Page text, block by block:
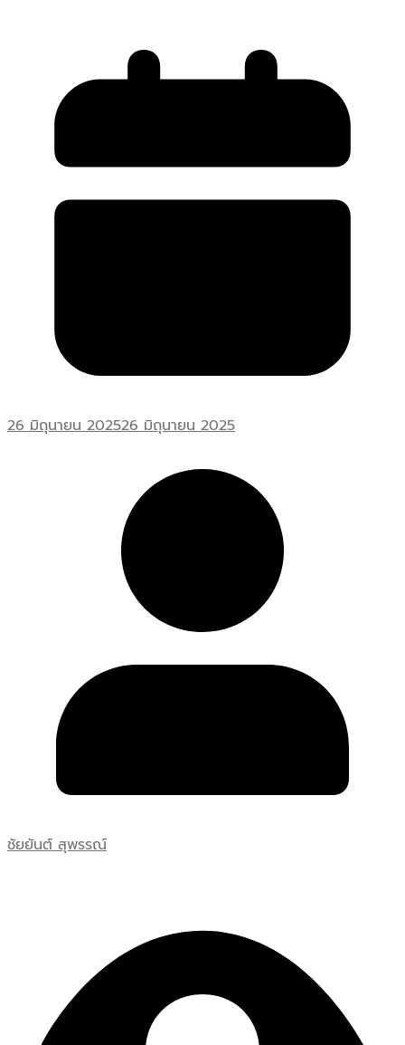
26 มิถุนายน 202526 มิถุนายน 2025
ชัยยันต์ สุพรรณ์